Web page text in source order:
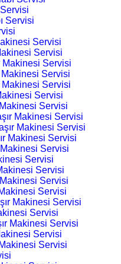
Servisi
Servisi
Servisi
Makinesi Servisi
Servisi
Makinesi Servisi
Servisi
Servisi
Makinesi Servisi
Makinesi Servisi
Makinesi Servisi
Makinesi Servisi
Servisi
Servisi
Servisi
Servisi
Makinesi Servisi
Servisi
Makinesi Servisi
Servisi
Servisi